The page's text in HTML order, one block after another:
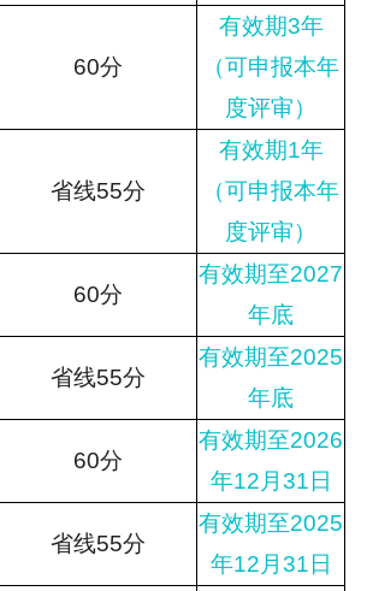
60分
有效期3年
（可申报本年
度评审）
省线55分
有效期1年
（可申报本年
度评审）
60分
有效期至2027
年底
省线55分
有效期至2025
年底
60分
有效期至2026
年12月31日
省线55分
有效期至2025
年12月31日